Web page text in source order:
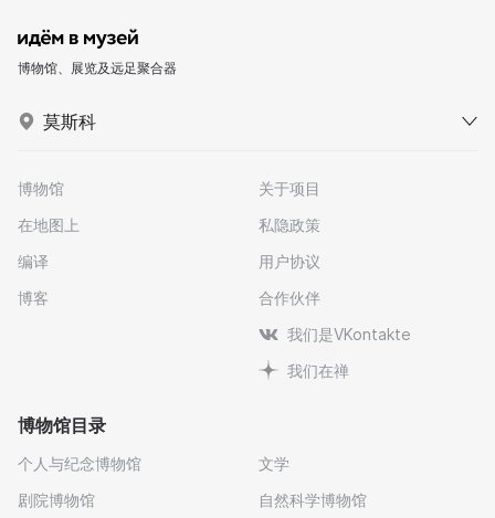
博物馆、展览及远足聚合器
莫斯科
博物馆
在地图上
编译
博客
关于项目
私隐政策
用户协议
合作伙伴
我们是VKontakte
我们在禅
博物馆目录
个人与纪念博物馆
剧院博物馆
文学
自然科学博物馆